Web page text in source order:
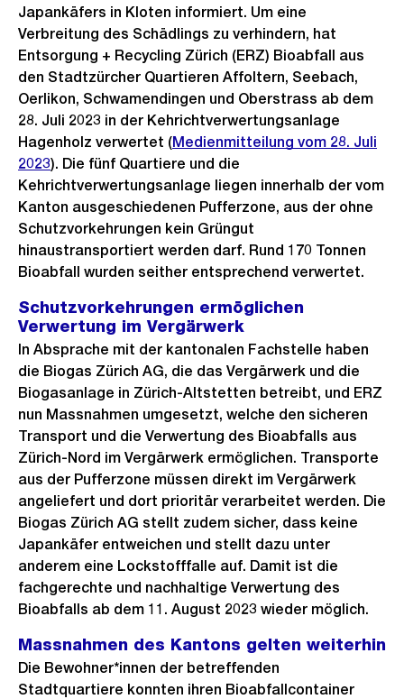
Japankäfers in Kloten informiert. Um eine
Verbreitung des Schädlings zu verhindern, hat
Entsorgung + Recycling Zürich (ERZ) Bioabfall aus
den Stadtzürcher Quartieren Affoltern, Seebach,
Oerlikon, Schwamendingen und Oberstrass ab dem
28. Juli 2023 in der Kehrichtverwertungsanlage
Hagenholz verwertet (Medienmitteilung vom 28. Juli
2023). Die fünf Quartiere und die
Kehrichtverwertungsanlage liegen innerhalb der vom
Kanton ausgeschiedenen Pufferzone, aus der ohne
Schutzvorkehrungen kein Grüngut
hinaustransportiert werden darf. Rund 170 Tonnen
Bioabfall wurden seither entsprechend verwertet.
Schutzvorkehrungen ermöglichen
Verwertung im Vergärwerk
In Absprache mit der kantonalen Fachstelle haben
die Biogas Zürich AG, die das Vergärwerk und die
Biogasanlage in Zürich-Altstetten betreibt, und ERZ
nun Massnahmen umgesetzt, welche den sicheren
Transport und die Verwertung des Bioabfalls aus
Zürich-Nord im Vergärwerk ermöglichen. Transporte
aus der Pufferzone müssen direkt im Vergärwerk
angeliefert und dort prioritär verarbeitet werden. Die
Biogas Zürich AG stellt zudem sicher, dass keine
Japankäfer entweichen und stellt dazu unter
anderem eine Lockstofffalle auf. Damit ist die
fachgerechte und nachhaltige Verwertung des
Bioabfalls ab dem 11. August 2023 wieder möglich.
Massnahmen des Kantons gelten weiterhin
Die Bewohner*innen der betreffenden
Stadtquartiere konnten ihren Bioabfallcontainer